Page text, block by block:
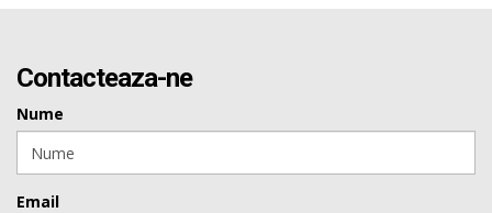
Contacteaza-ne
Nume
Email